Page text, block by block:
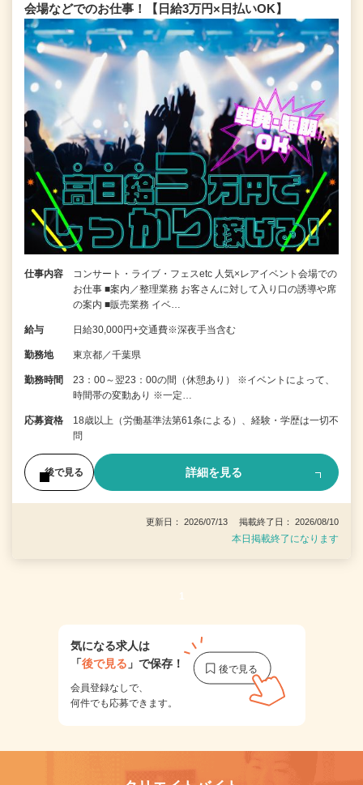
会場などでのお仕事！【日給3万円×日払いOK】
仕事内容
コンサート・ライブ・フェスetc 人気×レアイベント会場での
お仕事 ■案内／整理業務 お客さんに対して入り口の誘導や席
の案内 ■販売業務 イベ…
給与 日給30,000円+交通費※深夜手当含む
勤務地 東京都／千葉県
勤務時間
23：00～翌23：00の間（休憩あり） ※イベントによって、
時間帯の変動あり ※一定…
応募資格
18歳以上（労働基準法第61条による）、経験・学歴は一切不
問
後で見る 詳細を見る
更新日： 2026/07/13 掲載終了日： 2026/08/10
本日掲載終了になります
1
気になる求人は
「後で見る 」で保存！
会員登録なしで、
何件でも応募できます。